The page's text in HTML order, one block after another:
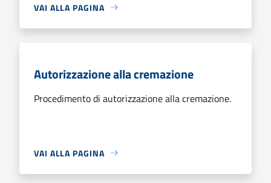
VAI ALLA PAGINA
Autorizzazione alla cremazione
Procedimento di autorizzazione alla cremazione.
VAI ALLA PAGINA